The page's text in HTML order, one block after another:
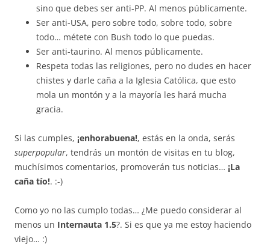
sino que debes ser anti-PP. Al menos públicamente.
Ser anti-USA, pero sobre todo, sobre todo, sobre
todo… métete con Bush todo lo que puedas.
Ser anti-taurino. Al menos públicamente.
Respeta todas las religiones, pero no dudes en hacer
chistes y darle caña a la Iglesia Católica, que esto
mola un montón y a la mayoría les hará mucha
gracia.
Si las cumples, ¡enhorabuena!, estás en la onda, serás
superpopular, tendrás un montón de visitas en tu blog,
muchísimos comentarios, promoverán tus noticias… ¡La
caña tío!. :-)
Como yo no las cumplo todas… ¿Me puedo considerar al
menos un Internauta 1.5?. Si es que ya me estoy haciendo
viejo… :)